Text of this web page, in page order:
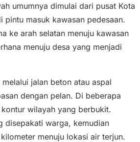
umumnya dimulai dari pusat Kota
pintu masuk kawasan pedesaan.
ke arah selatan menuju kawasan
menuju desa yang menjadi
jalan beton atau aspal
dengan pelan. Di beberapa
wilayah yang berbukit.
disepakati warga, kemudian
menuju lokasi air terjun.